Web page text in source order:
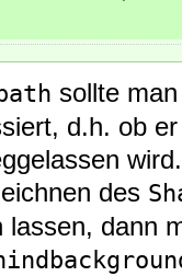
sollte
d.h. ob
des
lassen, dann